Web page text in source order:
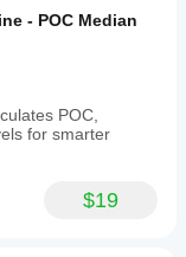
区域显示时间框
颜色。
颜色。
或指标添加到
- POC Median
POC,
for smarter
$19